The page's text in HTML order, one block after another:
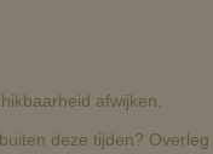
afwijken.
deze tijden?